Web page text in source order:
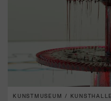
KUNSTMUSEUM /